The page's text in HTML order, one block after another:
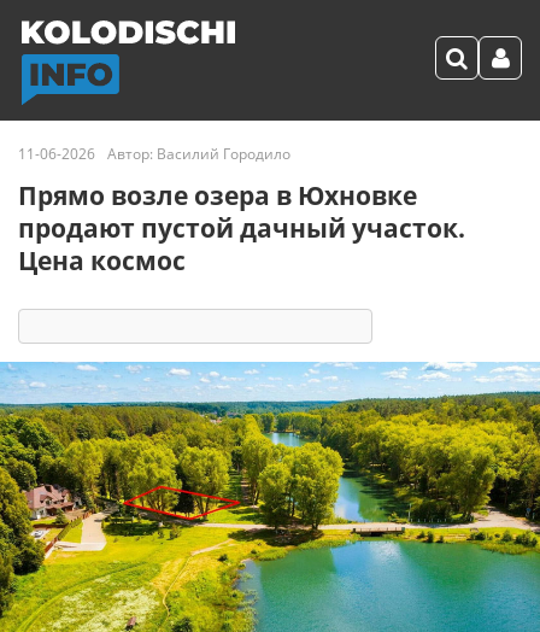
11-06-2026 Автор: Василий Городило
Прямо возле озера в Юхновке
продают пустой дачный участок.
Цена космос